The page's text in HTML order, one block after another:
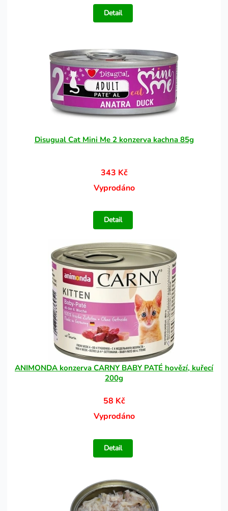
Detail
Disugual Cat Mini Me 2 konzerva kachna 85g
343 Kč
Vyprodáno
Detail
ANIMONDA konzerva CARNY BABY PATÉ hovězí, kuřecí
200g
58 Kč
Vyprodáno
Detail